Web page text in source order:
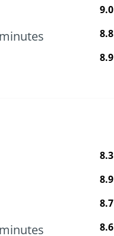
9.0
8.8
8.9
8.3
8.9
8.7
8.6